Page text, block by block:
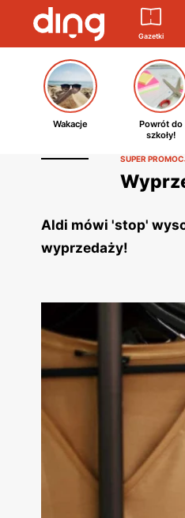
Gazetki
Wakacje
Powrót do
szkoły!
SUPER
Aldi mówi 'stop'
wyprzedaży!